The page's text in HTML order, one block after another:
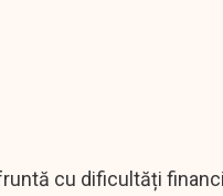
cu dificultăți